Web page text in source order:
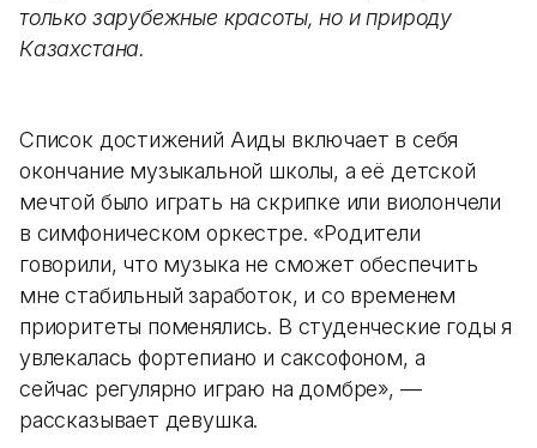
только зарубежные красоты, но и природу
Казахстана.
Список достижений Аиды включает в себя
окончание музыкальной школы, а её детской
мечтой было играть на скрипке или виолончели
в симфоническом оркестре. «Родители
говорили, что музыка не сможет обеспечить
мне стабильный заработок, и со временем
приоритеты поменялись. В студенческие годы я
увлекалась фортепиано и саксофоном, а
сейчас регулярно играю на домбре», —
рассказывает девушка.